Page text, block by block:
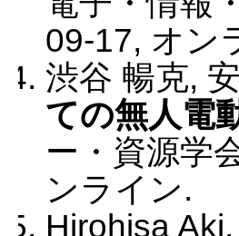
09-17, オン
渋谷 暢克,
ての無人電
ー・資源学
ンライン.
Hirohisa Aki,